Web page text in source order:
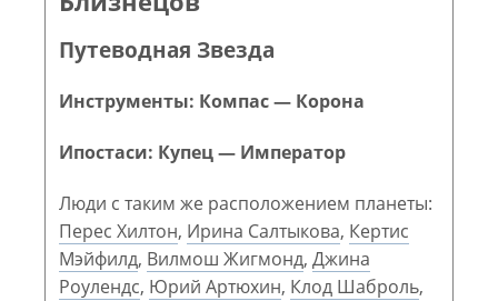
Путеводная Звезда
Инструменты: Компас — Корона
Ипостаси: Купец — Император
Люди с таким же расположением планеты:
Перес Хилтон, Ирина Салтыкова, Кертис
Мэйфилд, Вилмош Жигмонд, Джина
Роулендс, Юрий Артюхин, Клод Шаброль,